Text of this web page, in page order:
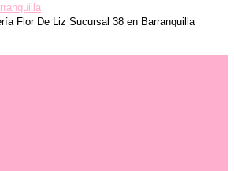
Flor De Liz Sucursal 38 en Barranquilla